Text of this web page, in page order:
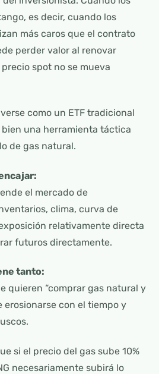
es decir, cuando los
más caros que el contrato
perder valor al renovar
spot no se mueva
como un ETF tradicional
bien una herramienta táctica
de gas natural.
el mercado de
clima, curva de
relativamente directa
futuros directamente.
tanto:
quieren “comprar gas natural y
erosionarse con el tiempo y
si el precio del gas sube 10%
necesariamente subirá lo